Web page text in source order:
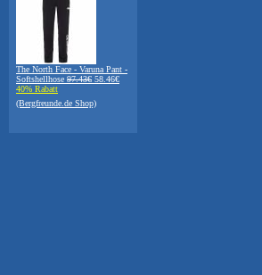
The North Face - Varuna Pant -
Softshellhose 97.43€ 58.46€
40% Rabatt
(Bergfreunde.de Shop)